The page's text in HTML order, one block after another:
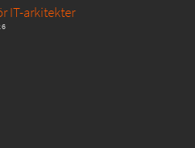
IT-arkitekter